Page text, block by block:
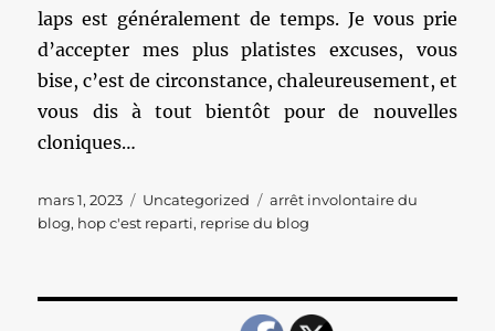
laps est généralement de temps. Je vous prie
d’accepter mes plus platistes excuses, vous
bise, c’est de circonstance, chaleureusement, et
vous dis à tout bientôt pour de nouvelles
cloniques…
Publié
le
mars 1, 2023 Catégories
Uncategorized Étiquettes
arrêt involontaire du
blog, hop c'est reparti, reprise du blog